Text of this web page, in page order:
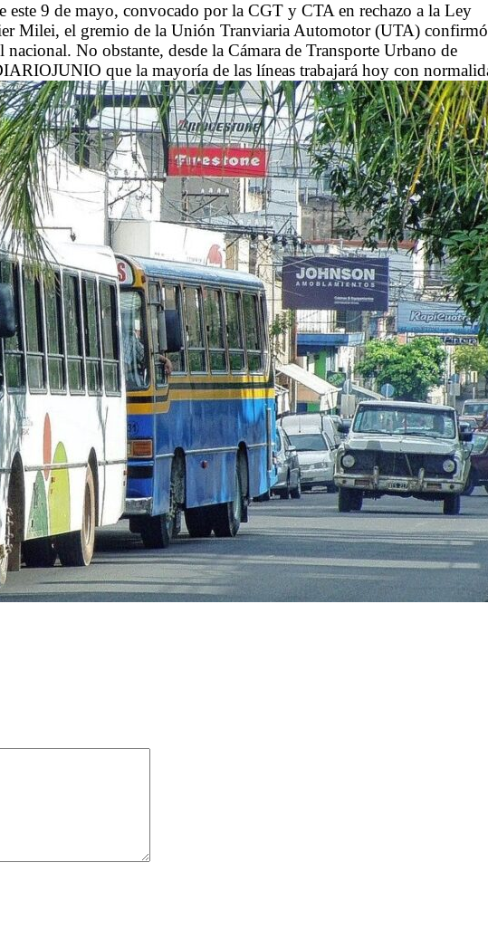
este 9 de mayo, convocado por la CGT y CTA en rechazo a la Ley
Milei, el gremio de la Unión Tranviaria Automotor (UTA) confirmó
No obstante, desde la Cámara de Transporte Urbano de
que la mayoría de las líneas trabajará hoy con